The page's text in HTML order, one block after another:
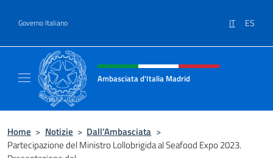
Governo Italiano IT ES
Intestazione sito, social e menù
Ambasciata d'Italia Madrid
Home > Notizie > Dall’Ambasciata >
Partecipazione del Ministro Lollobrigida al Seafood Expo 2023.